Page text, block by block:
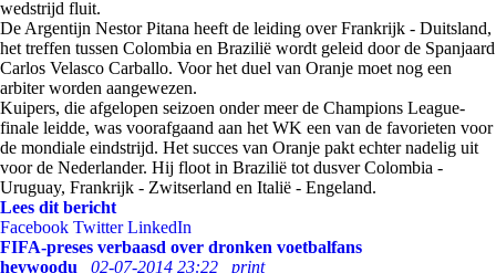
wedstrijd fluit.
De Argentijn Nestor Pitana heeft de leiding over Frankrijk - Duitsland,
het treffen tussen Colombia en Brazilië wordt geleid door de Spanjaard
Carlos Velasco Carballo. Voor het duel van Oranje moet nog een
arbiter worden aangewezen.
Kuipers, die afgelopen seizoen onder meer de Champions League-
finale leidde, was voorafgaand aan het WK een van de favorieten voor
de mondiale eindstrijd. Het succes van Oranje pakt echter nadelig uit
voor de Nederlander. Hij floot in Brazilië tot dusver Colombia -
Uruguay, Frankrijk - Zwitserland en Italië - Engeland.
Lees dit bericht
Facebook Twitter LinkedIn
FIFA-preses verbaasd over dronken voetbalfans
heywoodu
02-07-2014 23:22
print